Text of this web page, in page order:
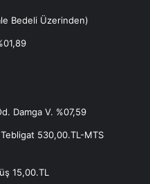
Bedeli Üzerinden)
Damga V. %07,59
530,00.TL-MTS
15,00.TL